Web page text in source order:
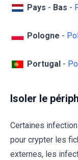
Pays - Bas -
Pologne -
Portugal -
Isoler le
Certaines
pour crypter les
externes, les